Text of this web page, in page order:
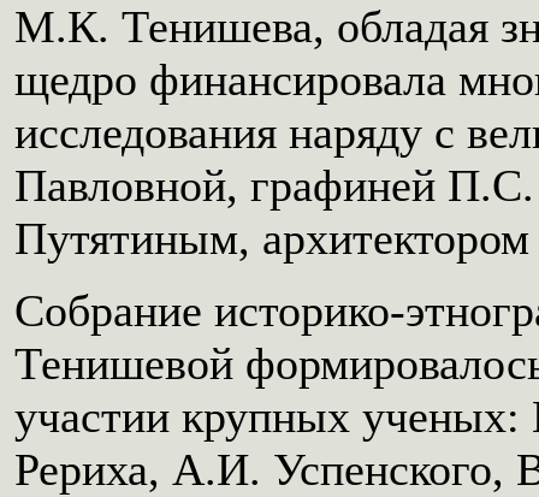
М.К. Тенишева, обладая
щедро финансировала
исследования наряду с
Павловной, графиней
Путятиным,
Собрание историко-
Тенишевой
участии крупных
Рериха, А.И. Успенского,